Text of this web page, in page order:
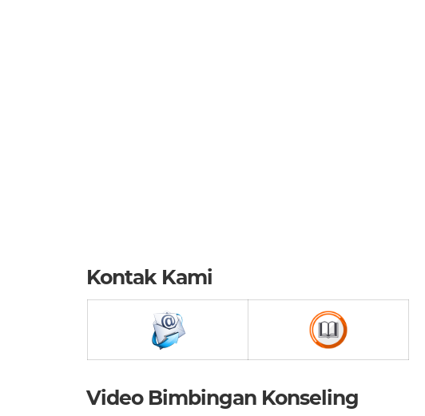
Kontak Kami
Video Bimbingan Konseling